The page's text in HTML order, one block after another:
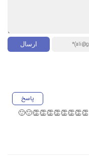
پاسخ
👏👏👏👏👏👏👏👏🙂🙂